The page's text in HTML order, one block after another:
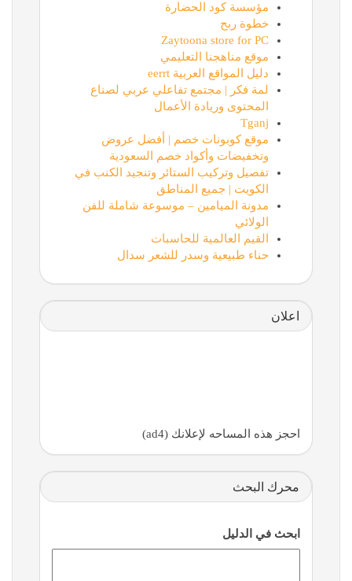
مؤسسة كود الحضارة
خطوة ربح
Zaytoona store for PC
موقع مناهجنا التعليمي
دليل المواقع العربية eerrt
لمة فكر | مجتمع تفاعلي عربي لصناع
المحتوى وريادة الأعمال
Tganj
موقع كوبونات خصم | أفضل عروض
وتخفيضات وأكواد خصم السعودية
تفصيل وتركيب الستائر وتنجيد الكنب في
الكويت | جميع المناطق
مدونة الميامين – موسوعة شاملة للفن
الولائي
القيم العالمية للحاسبات
حناء طبيعية وسدر للشعر سدال
اعلان
احجز هذه المساحه لإعلانك (ad4)
محرك البحث
ابحث في الدليل